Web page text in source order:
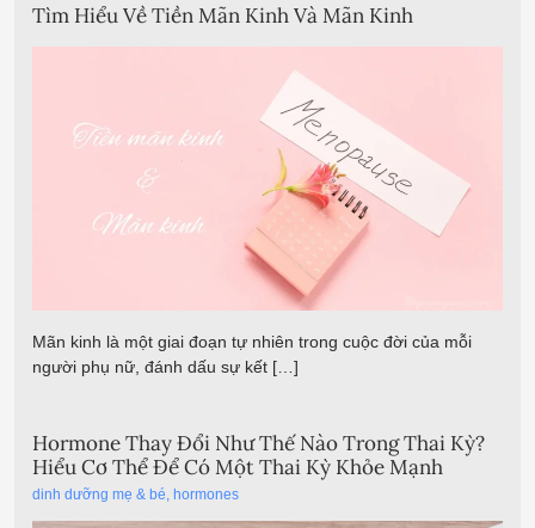
Tìm Hiểu Về Tiền Mãn Kinh Và Mãn Kinh
Mãn kinh là một giai đoạn tự nhiên trong cuộc đời của mỗi
người phụ nữ, đánh dấu sự kết […]
Hormone Thay Đổi Như Thế Nào Trong Thai Kỳ?
Hiểu Cơ Thể Để Có Một Thai Kỳ Khỏe Mạnh
dinh dưỡng mẹ & bé, hormones